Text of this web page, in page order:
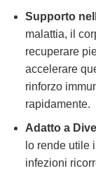
Supporto
malattia, il
recuperare
accelerare
rinforzo
rapidamente.
Adatto a
lo rende utile
infezioni